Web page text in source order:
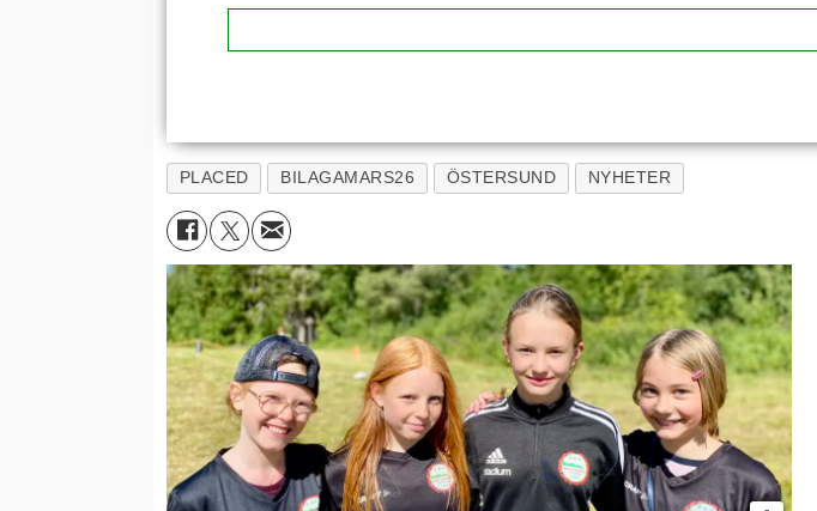
PLACED BILAGAMARS26 ÖSTERSUND NYHETER